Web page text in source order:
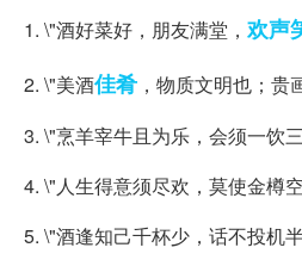
1. \"酒好菜好，朋友满堂， 欢声
2. \"美酒佳肴 ，物质文明也；
3. \"烹羊宰牛且为乐，会须一饮
4. \"人生得意须尽欢，莫使金樽
5. \"酒逢知己千杯少，话不投机